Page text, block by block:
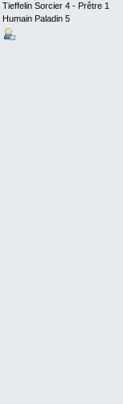
Tieffelin Sorcier 4 - Prêtre 1
Humain Paladin 5